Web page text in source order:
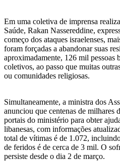
Em uma coletiva de imprensa
Saúde, Rakan Nassereddine,
começo dos ataques israelenses,
foram forçadas a abandonar suas
aproximadamente, 126 mil pessoas
coletivos, ao passo que muitas
ou comunidades religiosas.
Simultaneamente, a ministra dos
anunciou que centenas de milhares
portais do ministério para obter
libanesas, com informações
total de vítimas é de 1.072,
de feridos é de cerca de 3 mil. O
persiste desde o dia 2 de março.